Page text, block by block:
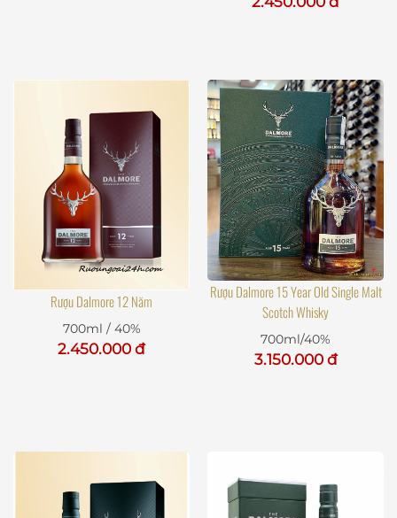
Rượu Dalmore 12 Năm
700ml / 40%
2.450.000 đ
Rượu Dalmore 15 Year Old Single Malt
Scotch Whisky
700ml/40%
3.150.000 đ